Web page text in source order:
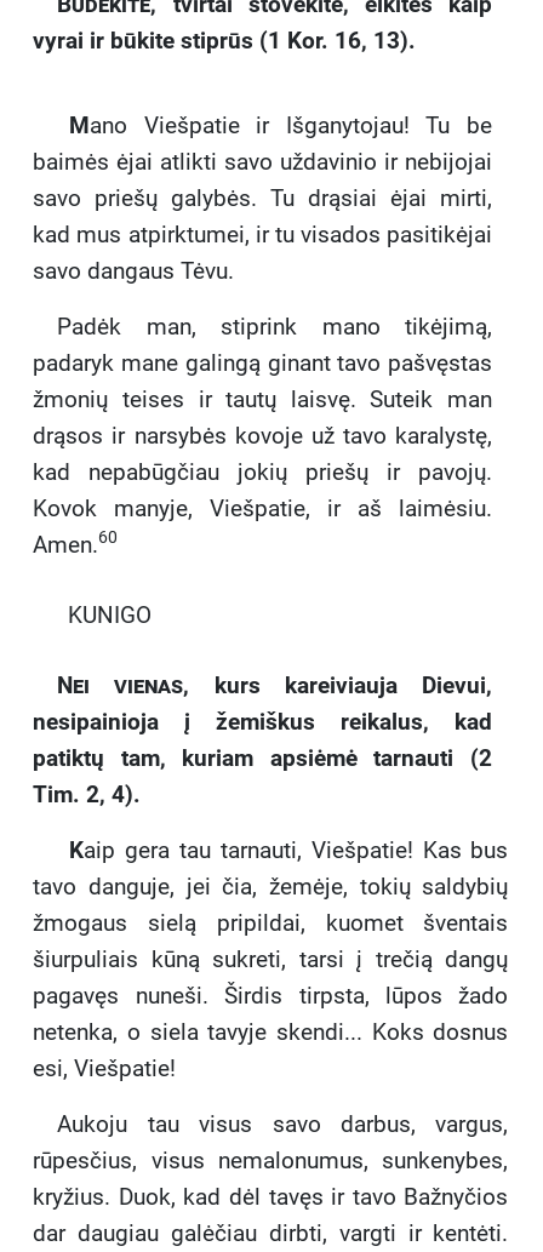
vyrai ir būkite stiprūs (1 Kor. 16, 13).
Mano Viešpatie ir Išganytojau! Tu be
baimės ėjai atlikti savo uždavinio ir nebijojai
savo priešų galybės. Tu drąsiai ėjai mirti,
kad mus atpirktumei, ir tu visados pasitikėjai
savo dangaus Tėvu.
Padėk man, stiprink mano tikėjimą,
padaryk mane galingą ginant tavo pašvęstas
žmonių teises ir tautų laisvę. Suteik man
drąsos ir narsybės kovoje už tavo karalystę,
kad nepabūgčiau jokių priešų ir pavojų.
Kovok manyje, Viešpatie, ir aš laimėsiu.
Amen.60
KUNIGO
Nei vienas, kurs kareiviauja Dievui,
nesipainioja į žemiškus reikalus, kad
patiktų tam, kuriam apsiėmė tarnauti (2
Tim. 2, 4).
Kaip gera tau tarnauti, Viešpatie! Kas bus
tavo danguje, jei čia, žemėje, tokių saldybių
žmogaus sielą pripildai, kuomet šventais
šiurpuliais kūną sukreti, tarsi į trečią dangų
pagavęs nuneši. Širdis tirpsta, lūpos žado
netenka, o siela tavyje skendi... Koks dosnus
esi, Viešpatie!
Aukoju tau visus savo darbus, vargus,
rūpesčius, visus nemalonumus, sunkenybes,
kryžius. Duok, kad dėl tavęs ir tavo Bažnyčios
dar daugiau galėčiau dirbti, vargti ir kentėti.